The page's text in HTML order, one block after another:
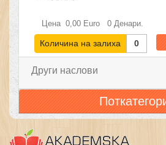
Цена 0,00 Euro0 Денари.
Количина на залиха 0
Други наслови